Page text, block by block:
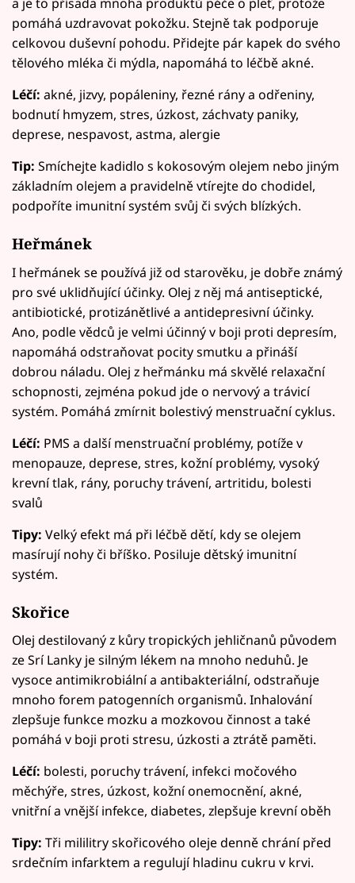
pomáhá uzdravovat pokožku. Stejně tak podporuje
celkovou duševní pohodu. Přidejte pár kapek do svého
tělového mléka či mýdla, napomáhá to léčbě akné.
Léčí: akné, jizvy, popáleniny, řezné rány a odřeniny,
bodnutí hmyzem, stres, úzkost, záchvaty paniky,
deprese, nespavost, astma, alergie
Tip: Smíchejte kadidlo s kokosovým olejem nebo jiným
základním olejem a pravidelně vtírejte do chodidel,
podpoříte imunitní systém svůj či svých blízkých.
Heřmánek
I heřmánek se používá již od starověku, je dobře známý
pro své uklidňující účinky. Olej z něj má antiseptické,
antibiotické, protizánětlivé a antidepresivní účinky.
Ano, podle vědců je velmi účinný v boji proti depresím,
napomáhá odstraňovat pocity smutku a přináší
dobrou náladu. Olej z heřmánku má skvělé relaxační
schopnosti, zejména pokud jde o nervový a trávicí
systém. Pomáhá zmírnit bolestivý menstruační cyklus.
Léčí: PMS a další menstruační problémy, potíže v
menopauze, deprese, stres, kožní problémy, vysoký
krevní tlak, rány, poruchy trávení, artritidu, bolesti
svalů
Tipy: Velký efekt má při léčbě dětí, kdy se olejem
masírují nohy či bříško. Posiluje dětský imunitní
systém.
Skořice
Olej destilovaný z kůry tropických jehličnanů původem
ze Srí Lanky je silným lékem na mnoho neduhů. Je
vysoce antimikrobiální a antibakteriální, odstraňuje
mnoho forem patogenních organismů. Inhalování
zlepšuje funkce mozku a mozkovou činnost a také
pomáhá v boji proti stresu, úzkosti a ztrátě paměti.
Léčí: bolesti, poruchy trávení, infekci močového
měchýře, stres, úzkost, kožní onemocnění, akné,
vnitřní a vnější infekce, diabetes, zlepšuje krevní oběh
Tipy: Tři mililitry skořicového oleje denně chrání před
srdečním infarktem a regulují hladinu cukru v krvi.